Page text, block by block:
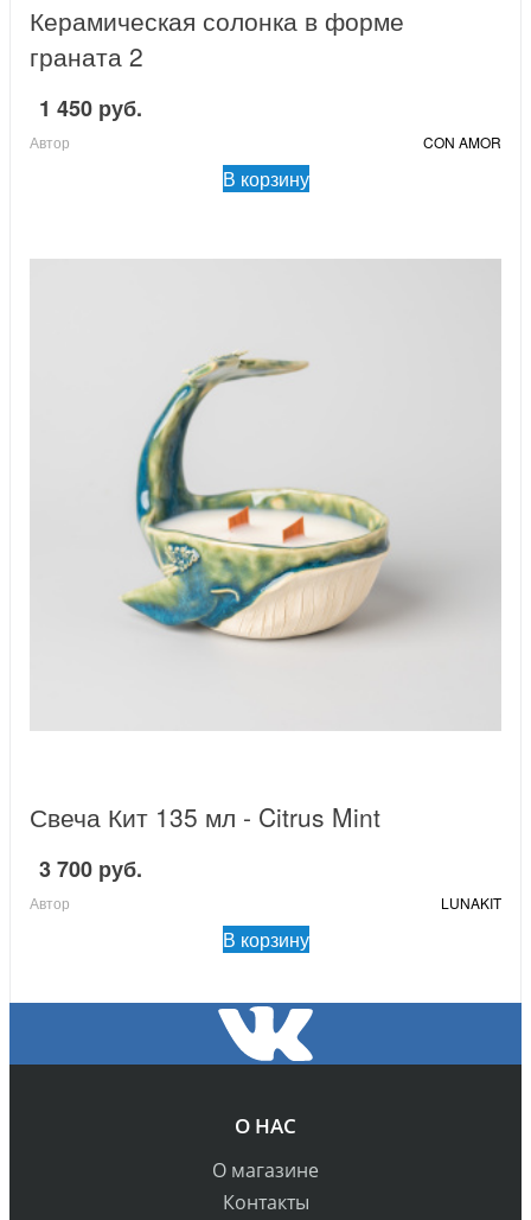
Керамическая солонка в форме
граната 2
1 450 руб.
Автор CON AMOR
В корзину
Свеча Кит 135 мл - Citrus Mint
3 700 руб.
Автор LUNAKIT
В корзину
О НАС
О магазине
Контакты